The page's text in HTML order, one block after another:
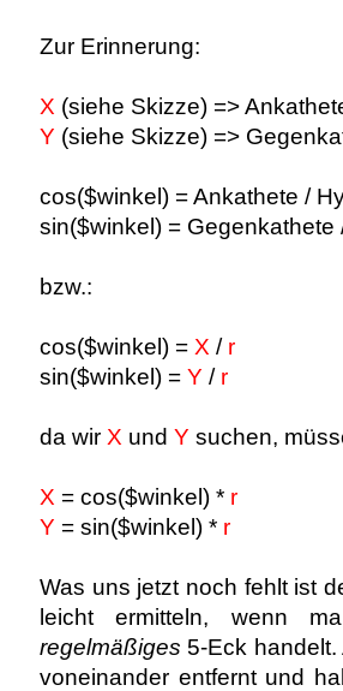
Zur Erinnerung:
X (siehe Skizze) =>
Y (siehe Skizze) =>
cos($winkel) = Ankathete /
sin($winkel) = Gegenkathete
bzw.:
cos($winkel) = X / r
sin($winkel) = Y / r
da wir X und Y suchen,
X = cos($winkel) * r
Y = sin($winkel) * r
Was uns jetzt noch fehlt ist
leicht ermitteln, wenn
regelmäßiges 5-Eck
voneinander entfernt und